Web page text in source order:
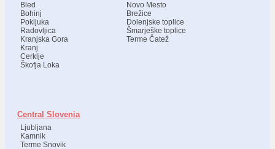
Bled
Bohinj
Pokljuka
Radovljica
Kranjska Gora
Kranj
Cerklje
Škofja Loka
Novo Mesto
Brežice
Dolenjske toplice
Šmarješke toplice
Terme Čatež
Central Slovenia
Ljubljana
Kamnik
Terme Snovik